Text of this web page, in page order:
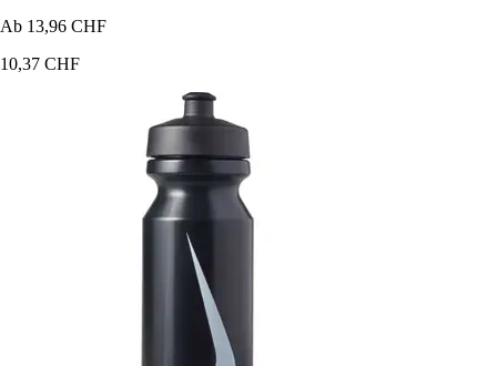
Ab 13,96 CHF
10,37 CHF